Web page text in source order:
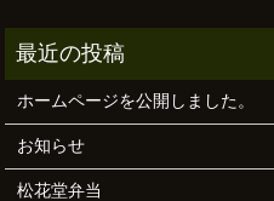
ホームページを公開しました。
お知らせ
松花堂弁当